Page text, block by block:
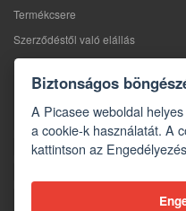
Termékcsere
Szerződéstől való elállás
Reklamáció
Kapcsolat
Kapcsolatfelvételi űrlap
Nagykereskedelem
Biztonságos
A Picasee weboldal
a cookie-k használatát. A
kattintson az